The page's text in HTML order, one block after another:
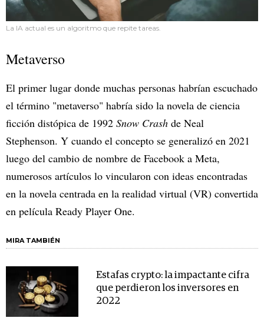
La IA actual es un algoritmo que repite tareas.
Metaverso
El primer lugar donde muchas personas habrían escuchado
el término "metaverso" habría sido la novela de ciencia
ficción distópica de 1992 Snow Crash de Neal
Stephenson. Y cuando el concepto se generalizó en 2021
luego del cambio de nombre de Facebook a Meta,
numerosos artículos lo vincularon con ideas encontradas
en la novela centrada en la realidad virtual (VR) convertida
en película Ready Player One.
MIRA TAMBIÉN
Estafas crypto: la impactante cifra
que perdieron los inversores en
2022